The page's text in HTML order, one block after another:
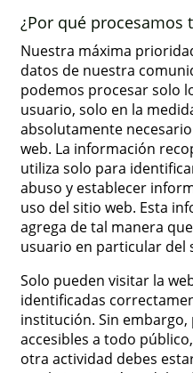
¿Por qué procesamos
Nuestra máxima
datos de nuestra
podemos procesar solo
usuario, solo en la
absolutamente
web. La información
utiliza solo para
abuso y establecer
uso del sitio web. Esta
agrega de tal manera
usuario en particular del
Solo pueden visitar la
identificadas
institución. Sin
accesibles a todo
otra actividad debes